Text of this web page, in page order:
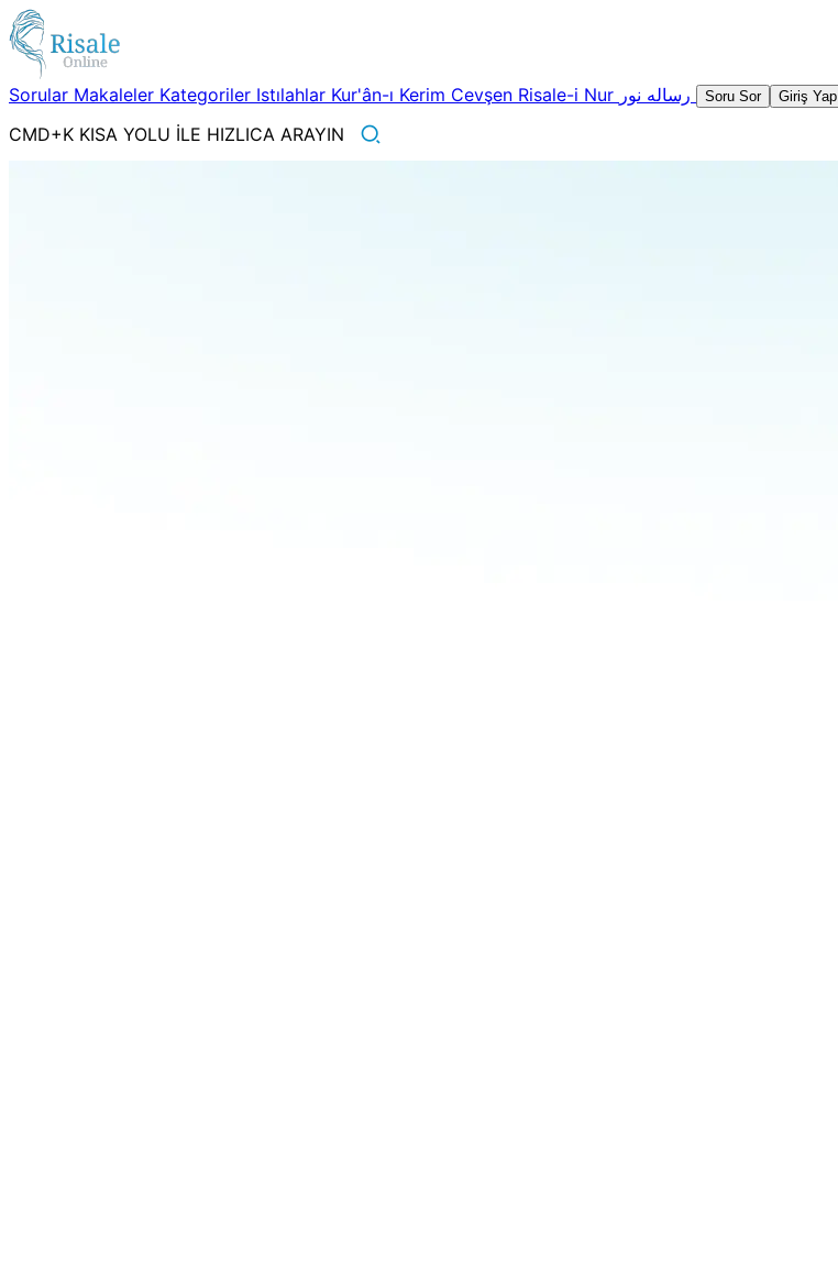
Sorular Makaleler Kategoriler Istılahlar Kur'ân-ı Kerim Cevşen Risale-i Nur Soru Sor Giriş Yap
CMD+K KISA YOLU İLE HIZLICA ARAYIN